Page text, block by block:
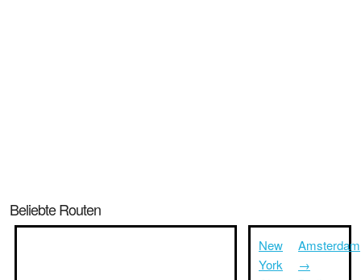
Beliebte Routen
New
York
Amsterdam
→